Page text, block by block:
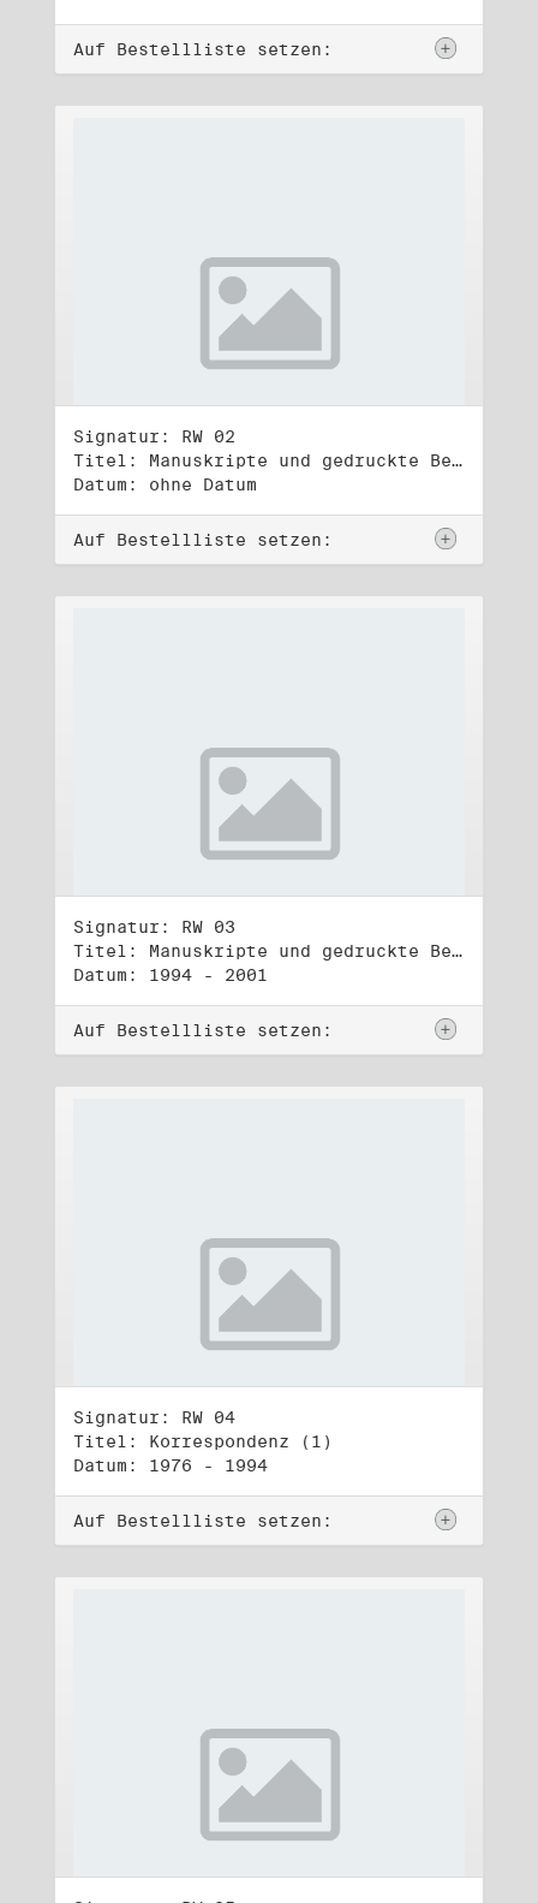
Auf Bestellliste setzen:
Signatur: RW 02
Titel: Manuskripte und gedruckte Belege (2)
Datum: ohne Datum
Auf Bestellliste setzen:
Signatur: RW 03
Titel: Manuskripte und gedruckte Belege (3)
Datum: 1994 - 2001
Auf Bestellliste setzen:
Signatur: RW 04
Titel: Korrespondenz (1)
Datum: 1976 - 1994
Auf Bestellliste setzen: